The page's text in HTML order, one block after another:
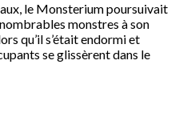
le Monsterium poursuivait
monstres à son
qu’il s’était endormi et
se glissèrent dans le